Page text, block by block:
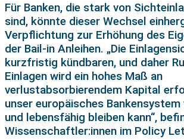
Für Banken, die stark von
sind, könnte dieser Wechsel
Verpflichtung zur Erhöhung des
der Bail-in Anleihen. „Die
kurzfristig kündbaren, und daher
Einlagen wird ein hohes Maß an
verlustabsorbierendem Kapital
unser europäisches
und lebensfähig bleiben kann“,
Wissenschaftler:innen im Policy